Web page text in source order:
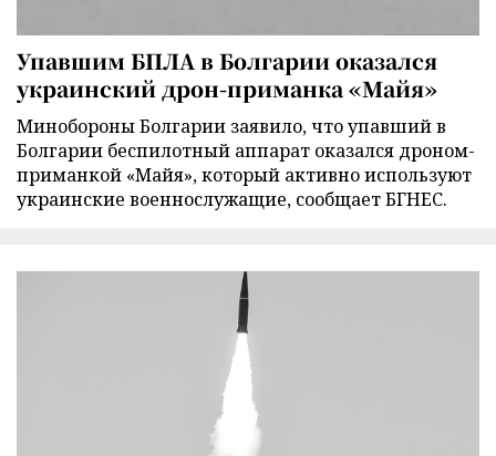
Упавшим БПЛА в Болгарии оказался
украинский дрон-приманка «Майя»
Минобороны Болгарии заявило, что упавший в
Болгарии беспилотный аппарат оказался дроном-
приманкой «Майя», который активно используют
украинские военнослужащие, сообщает БГНЕС.